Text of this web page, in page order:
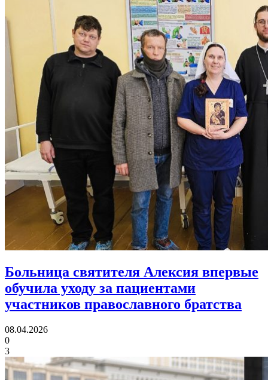
Больница святителя Алексия впервые
обучила уходу за пациентами
участников православного братства
08.04.2026
0
3